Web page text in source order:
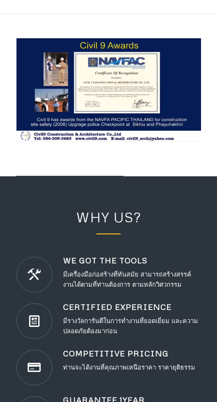
WHY US?
WE GOT THE TOOLS
มีเครื่องมือก่อสร้างที่ทันสมัย สามารถสร้างสรรค์
งานได้ตามที่ท่านต้องการ ตามหลักวิศวกรรม
CERTIFIED EXPERIENCE
มีรางวัลการันตีในการทำงานที่ยอดเยี่ยม และความ
ปลอดภัยต้องมาก่อน
COMPETITIVE PRICING
ท่านจะได้งานที่คุณภาพเหนือราคา ราคายุติธรรม